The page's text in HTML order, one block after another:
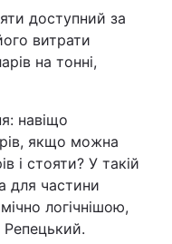
доступний за
витрати
на тонні,
навіщо
якщо можна
і стояти? У такій
для частини
логічнішою,
Репецький.